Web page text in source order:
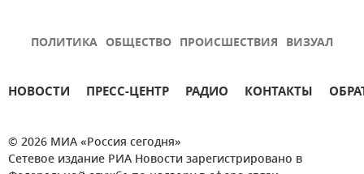
ПОЛИТИКА ОБЩЕСТВО ПРОИСШЕСТВИЯ ВИЗУАЛ
НОВОСТИ ПРЕСС-ЦЕНТР РАДИО КОНТАКТЫ
© 2026 МИА «Россия сегодня»
Сетевое издание РИА Новости зарегистрировано в